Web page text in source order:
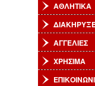
ΑΘΛΗΤΙΚΑ
ΑΓΓΕΛΙΕΣ
ΧΡΗΣΙΜΑ